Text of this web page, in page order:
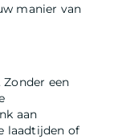
manier van
een
aan
laadtijden of